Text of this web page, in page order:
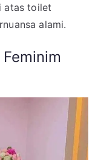
atas toilet
alami.